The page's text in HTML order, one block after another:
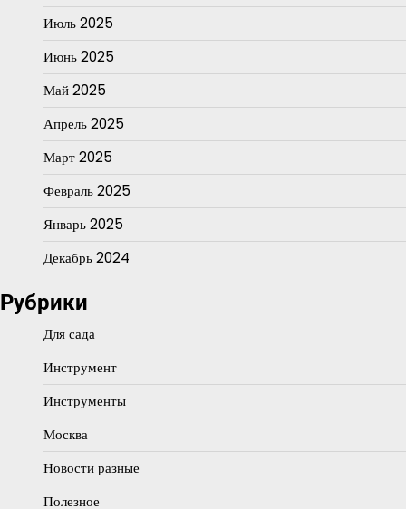
Июль 2025
Июнь 2025
Май 2025
Апрель 2025
Март 2025
Февраль 2025
Январь 2025
Декабрь 2024
Рубрики
Для сада
Инструмент
Инструменты
Москва
Новости разные
Полезное